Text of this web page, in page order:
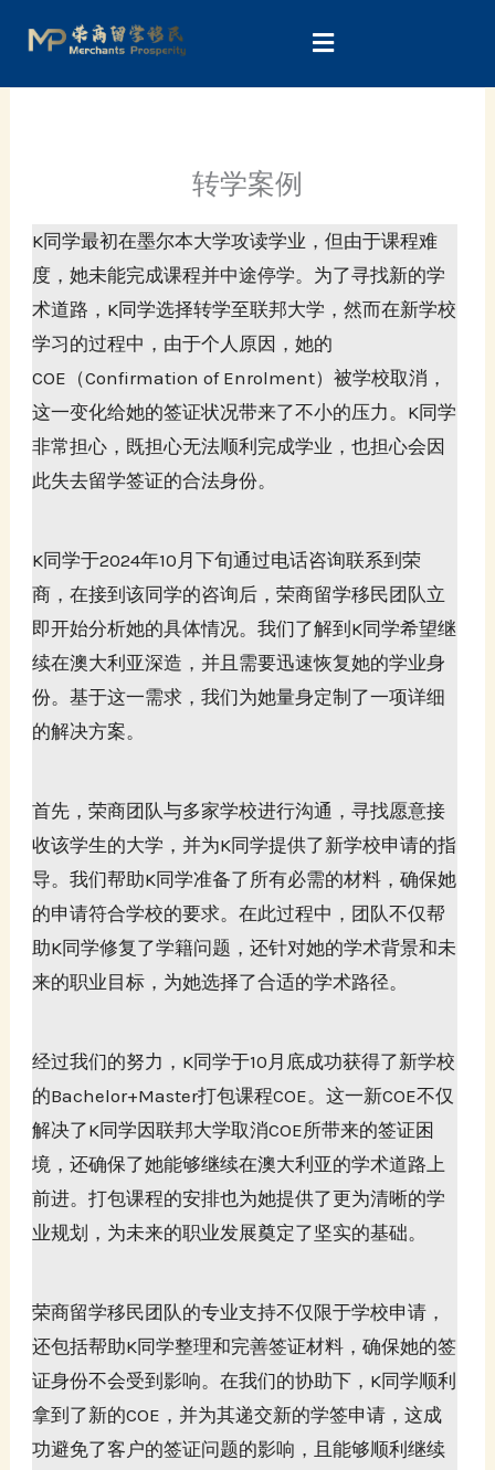
content
转学案例
K同学最初在墨尔本大学攻读学业，但由于课程难
度，她未能完成课程并中途停学。为了寻找新的学
术道路，K同学选择转学至联邦大学，然而在新学校
学习的过程中，由于个人原因，她的
COE（Confirmation of Enrolment）被学校取消，
这一变化给她的签证状况带来了不小的压力。K同学
非常担心，既担心无法顺利完成学业，也担心会因
此失去留学签证的合法身份。
K同学于2024年10月下旬通过电话咨询联系到荣
商，在接到该同学的咨询后，荣商留学移民团队立
即开始分析她的具体情况。我们了解到K同学希望继
续在澳大利亚深造，并且需要迅速恢复她的学业身
份。基于这一需求，我们为她量身定制了一项详细
的解决方案。
首先，荣商团队与多家学校进行沟通，寻找愿意接
收该学生的大学，并为K同学提供了新学校申请的指
导。我们帮助K同学准备了所有必需的材料，确保她
的申请符合学校的要求。在此过程中，团队不仅帮
助K同学修复了学籍问题，还针对她的学术背景和未
来的职业目标，为她选择了合适的学术路径。
经过我们的努力，K同学于10月底成功获得了新学校
的Bachelor+Master打包课程COE。这一新COE不仅
解决了K同学因联邦大学取消COE所带来的签证困
境，还确保了她能够继续在澳大利亚的学术道路上
前进。打包课程的安排也为她提供了更为清晰的学
业规划，为未来的职业发展奠定了坚实的基础。
荣商留学移民团队的专业支持不仅限于学校申请，
还包括帮助K同学整理和完善签证材料，确保她的签
证身份不会受到影响。在我们的协助下，K同学顺利
拿到了新的COE，并为其递交新的学签申请，这成
功避免了客户的签证问题的影响，且能够顺利继续